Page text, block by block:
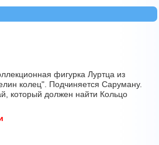
фигурка Луртца из
колец". Подчиняется Саруману.
который должен найти Кольцо